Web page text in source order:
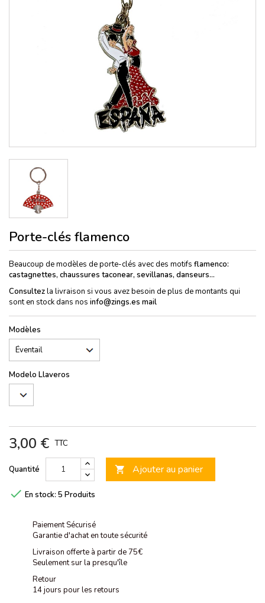
Porte-clés flamenco
Beaucoup de modèles de porte-clés avec des motifs flamenco:
castagnettes, chaussures taconear, sevillanas, danseurs...
Consultezla livraison si vous avez besoin de plus de montants qui
sont en stock dans nos info@zings.es mail
Modèles
Modelo Llaveros
3,00 € TTC
Quantité  Ajouter au panier
 En stock: 5 Produits
Paiement Sécurisé
Garantie d'achat en toute sécurité
Livraison offerte à partir de 75€
Seulement sur la presqu'île
Retour
14 jours pour les retours